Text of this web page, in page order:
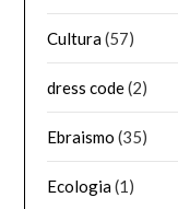
Cultura(57)
dress code(2)
Ebraismo (35)
Ecologia(1)